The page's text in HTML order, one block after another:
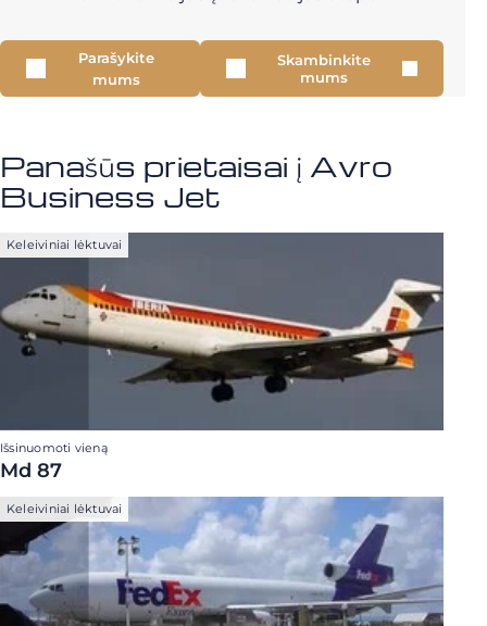
Parašykite
mums
Skambinkite
mums
Panašūs prietaisai į Avro
Business Jet
Keleiviniai lėktuvai
Išsinuomoti vieną
Md 87
Keleiviniai lėktuvai